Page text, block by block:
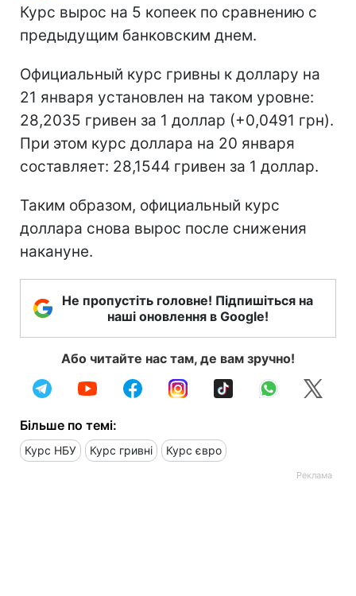
Курс вырос на 5 копеек по сравнению с
предыдущим банковским днем.
Официальный курс гривны к доллару на
21 января установлен на таком уровне:
28,2035 гривен за 1 доллар (+0,0491 грн).
При этом курс доллара на 20 января
составляет: 28,1544 гривен за 1 доллар.
Таким образом, официальный курс
доллара снова вырос после снижения
накануне.
Не пропустіть головне! Підпишіться на
наші оновлення в Google!
Або читайте нас там, де вам зручно!
Більше по темі:
Курс НБУ Курс гривні Курс євро